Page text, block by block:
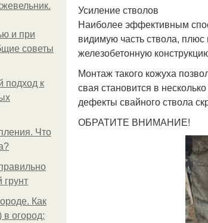
и при
советы
подход к
Что
грунт
Как
в огород:
Усиление стволов
Наиболее эффективным
видимую часть ствола,
железобетонную
Монтаж такого кожуха
свая становится в
дефекты свайного ствола
ОБРАТИТЕ ВНИМАНИЕ!